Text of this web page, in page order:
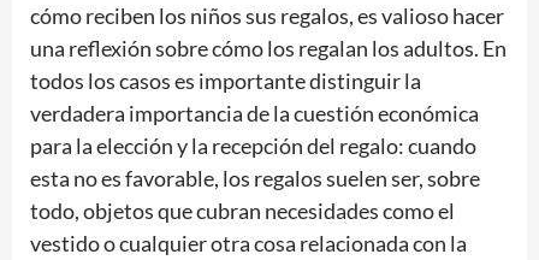
cómo reciben los niños sus regalos, es valioso hacer
una reflexión sobre cómo los regalan los adultos. En
todos los casos es importante distinguir la
verdadera importancia de la cuestión económica
para la elección y la recepción del regalo: cuando
esta no es favorable, los regalos suelen ser, sobre
todo, objetos que cubran necesidades como el
vestido o cualquier otra cosa relacionada con la